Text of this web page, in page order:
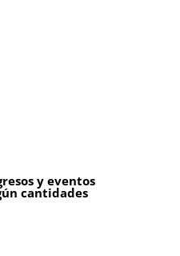
y eventos
cantidades